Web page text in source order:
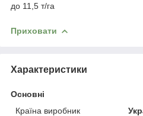
до 11,5 т/га
Приховати
Характеристики
Основні
Країна виробник